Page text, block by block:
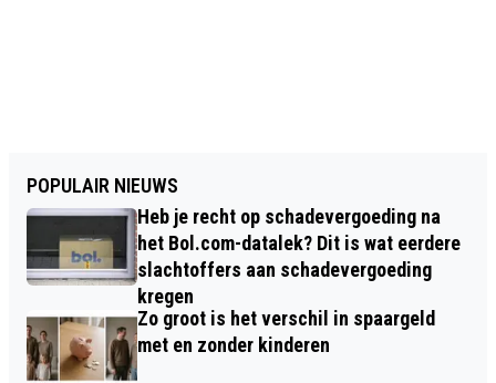
POPULAIR NIEUWS
Heb je recht op schadevergoeding na
het Bol.com-datalek? Dit is wat eerdere
slachtoffers aan schadevergoeding
kregen
Zo groot is het verschil in spaargeld
met en zonder kinderen